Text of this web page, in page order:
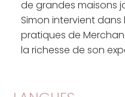
de grandes maisons
Simon intervient
pratiques de
la richesse de son